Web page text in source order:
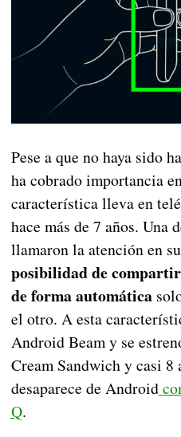
Pese a que no haya sido
ha cobrado importancia
característica lleva en
hace más de 7 años. Una
llamaron la atención en
posibilidad de
de forma automática
el otro. A esta
Android Beam y se
Cream Sandwich y casi 8
desaparece de Android
Q.